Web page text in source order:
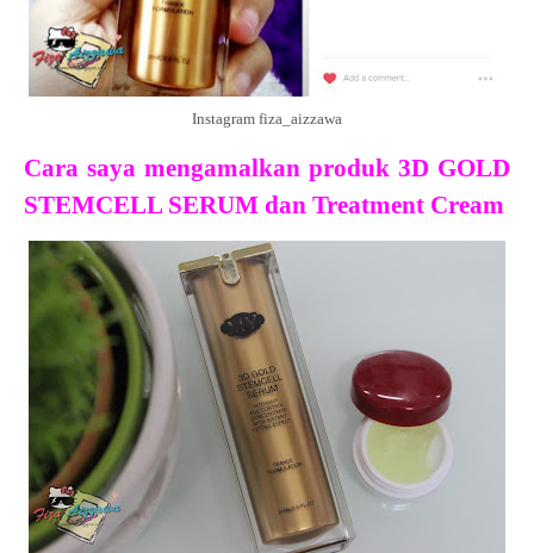
Instagram fiza_aizzawa
Cara saya mengamalkan produk 3D GOLD
STEMCELL SERUM dan Treatment Cream